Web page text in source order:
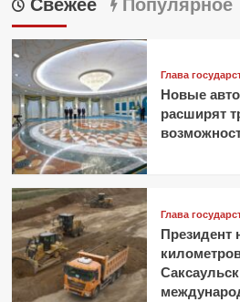
Свежее Популярное
Глава
Новые
расширят
Глава
Президент